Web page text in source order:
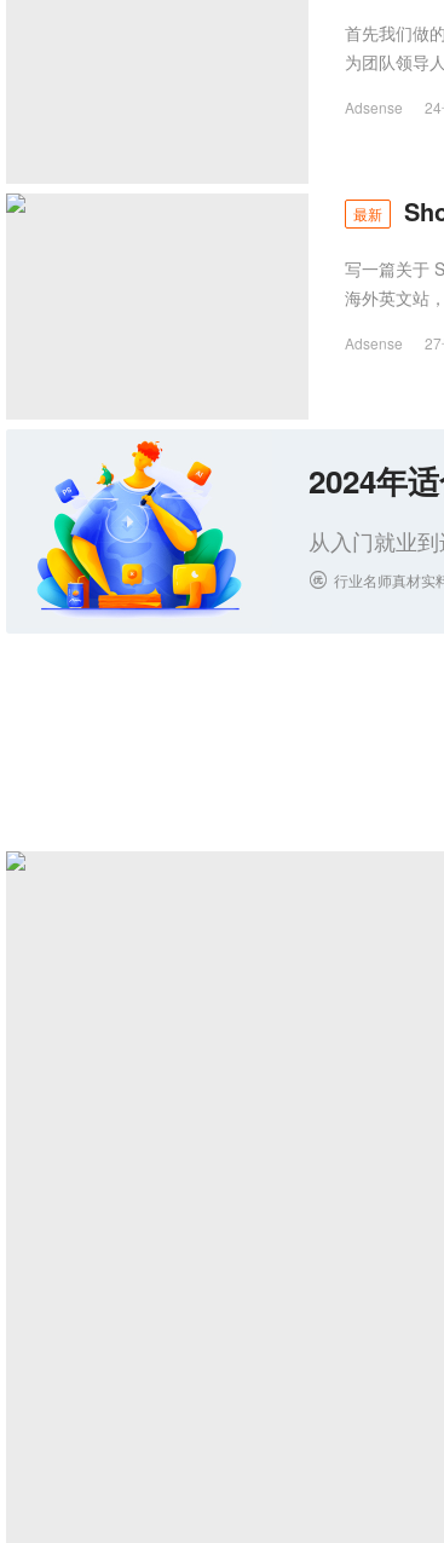
首先我们做
为团队领导
Adsense
最新
写一篇关于
海外英文站
Adsense
2024年
从入门就业
 行业名师真材实